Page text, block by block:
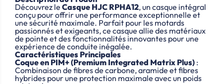
Découvrez le Casque HJC RPHA12, un casque intégral
conçu pour offrir une performance exceptionnelle et
une sécurité maximale. Parfait pour les motards
passionnés et exigeants, ce casque allie des matériaux
de pointe et des fonctionnalités innovantes pour une
expérience de conduite inégalée.
Caractéristiques Principales
Coque en PIM+ (Premium Integrated Matrix Plus) :
Combinaison de fibres de carbone, aramide et fibres
hybrides pour une protection maximale avec un poids